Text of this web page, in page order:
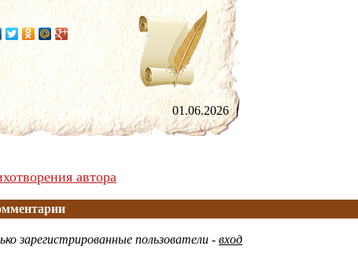
01.06.2026
автора
зарегистрированные пользователи - вход